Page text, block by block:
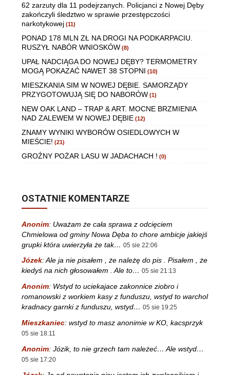
62 zarzuty dla 11 podejrzanych. Policjanci z Nowej Dęby
zakończyli śledztwo w sprawie przestępczości
narkotykowej (11)
PONAD 178 MLN ZŁ NA DROGI NA PODKARPACIU.
RUSZYŁ NABÓR WNIOSKÓW (8)
UPAŁ NADCIĄGA DO NOWEJ DĘBY? TERMOMETRY
MOGĄ POKAZAĆ NAWET 38 STOPNI (10)
MIESZKANIA SIM W NOWEJ DĘBIE. SAMORZĄDY
PRZYGOTOWUJĄ SIĘ DO NABORÓW (1)
NEW OAK LAND – TRAP & ART. MOCNE BRZMIENIA
NAD ZALEWEM W NOWEJ DĘBIE (12)
ZNAMY WYNIKI WYBORÓW OSIEDLOWYCH W
MIEŚCIE! (21)
GROŹNY POŻAR LASU W JADACHACH ! (0)
OSTATNIE KOMENTARZE
Anonim: Uważam że cała sprawa z odcięciem
Chmielowa od gminy Nowa Dęba to chore ambicje jakiejś
grupki która uwierzyła że tak… 05 sie 22:06
Józek:Ale ja nie pisałem , że należę do pis . Pisałem , że
kiedyś na nich głosowałem . Ale to… 05 sie 21:13
Anonim: Wstyd to uciekajace zakonnice ziobro i
romanowski z workiem kasy z funduszu, wstyd to warchol
kradnacy garnki z funduszu, wstyd… 05 sie 19:25
Mieszkaniec: wstyd to masz anonimie w KO, kacsprzyk
05 sie 18:11
Anonim: Józik, to nie grzech tam należeć… Ale wstyd…
05 sie 17:20